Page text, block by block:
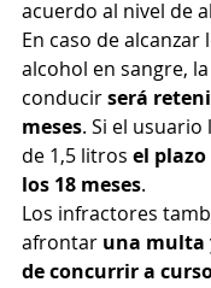
acuerdo al nivel de
En caso de alcanzar
alcohol en sangre,
conducir será
meses. Si el usuario
de 1,5 litros el plazo
los 18 meses.
Los infractores
afrontar una multa
de concurrir a